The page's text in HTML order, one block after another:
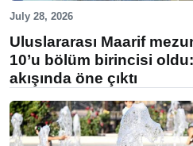
July 28, 2026
Uluslararası Maarif
10’u bölüm birincisi
akışında öne çıktı